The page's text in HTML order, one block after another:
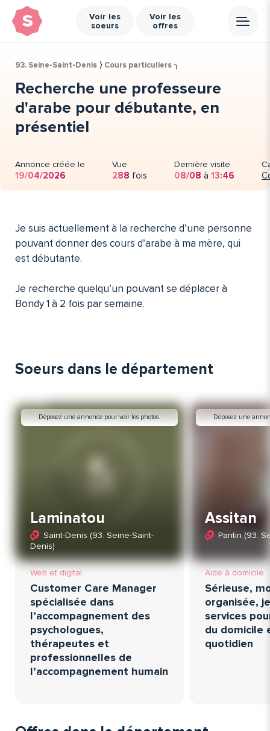
Voir les
soeurs
Voir les
offres
s
93. Seine-Saint-Denis ⟩ Cours particuliers ╮
Recherche une professeure
d'arabe pour débutante, en
présentiel
Annonce créée le
19/04/2026
Vue
288 fois
Dernière visite
08/08 à 13:46
Je suis actuellement à la recherche d’une personne
pouvant donner des cours d’arabe à ma mère, qui
est débutante.
Je recherche quelqu’un pouvant se déplacer à
Bondy 1 à 2 fois par semaine.
Soeurs dans le département
Déposez une annonce pour voir les photos.
Laminatou
Saint-Denis (93. Seine-Saint-
Denis)
Web et digital
Customer Care Manager
spécialisée dans
l’accompagnement des
psychologues,
thérapeutes et
professionnelles de
l’accompagnement humain
Déposez une
Assitan
Pantin (93.
Aide à domicile
Sérieuse,
organisée,
services
du domicile
quotidien